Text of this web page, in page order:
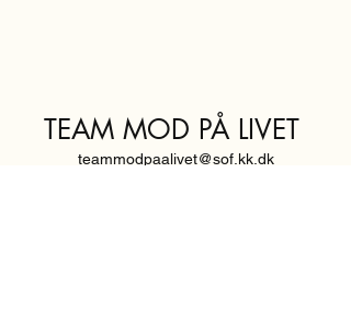
TEAM MOD PÅ LIVET
teammodpaalivet@sof.kk.dk